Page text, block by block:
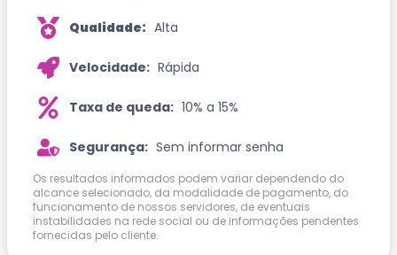
Qualidade: Alta
Velocidade: Rápida
Taxa de queda: 10% a 15%
Segurança: Sem informar senha
Os resultados informados podem variar dependendo do
alcance selecionado, da modalidade de pagamento, do
funcionamento de nossos servidores, de eventuais
instabilidades na rede social ou de informações pendentes
fornecidas pelo cliente.